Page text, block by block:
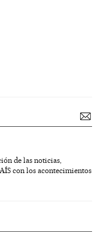
de las noticias,
con los acontecimientos